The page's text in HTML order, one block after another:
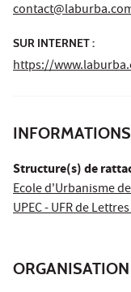
SUR INTERNET :
https://
Structure(s) de
Ecole d'Urbanisme
UPEC - UFR de
ORGANISATION